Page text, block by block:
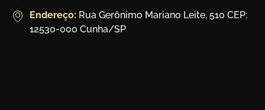
Endereço: Rua Gerônimo Mariano Leite, 510 CEP:
12530-000 Cunha/SP